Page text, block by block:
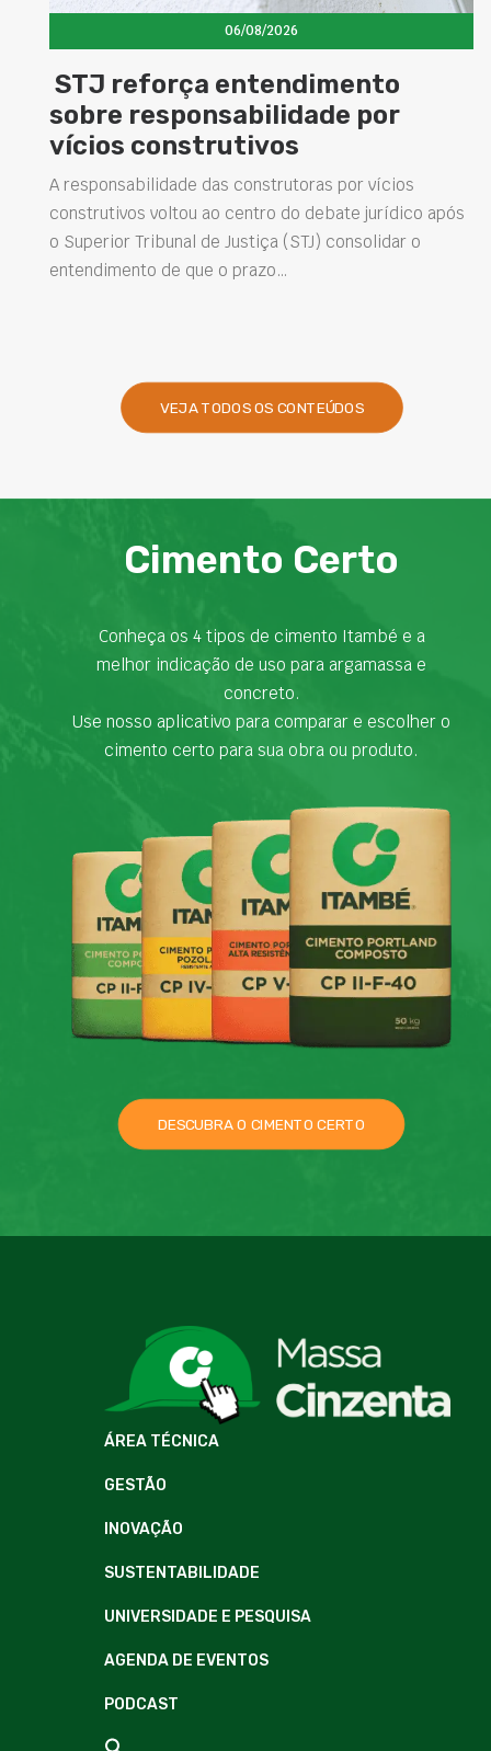
entendimento
por
das construtoras por vícios
ao centro do debate jurídico após
de Justiça (STJ) consolidar o
o prazo…
Concretos
elevam
soluções na
Projetar estruturas
intervenções de
VEJA TODOS OS CONTEÚDOS
Cimento Certo
Conheça os 4 tipos de cimento Itambé e a
melhor indicação de uso para argamassa e
concreto.
Use nosso aplicativo para comparar e escolher o
cimento certo para sua obra ou produto.
DESCUBRA O CIMENTO CERTO
ÁREA TÉCNICA
GESTÃO
INOVAÇÃO
SUSTENTABILIDADE
UNIVERSIDADE E PESQUISA
AGENDA DE EVENTOS
PODCAST